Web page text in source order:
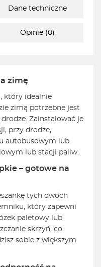
Dane techniczne
Opinie (0)
zimę
który idealnie
zimą potrzebne jest
Zainstalować je
przy drodze,
autobusowym lub
lub stacji paliw.
– gotowe na
tych dwóch
który zapewni
paletowy lub
skrzyń, co
sobie z większym